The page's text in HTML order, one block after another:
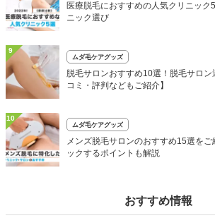
医療脱毛におすすめの人気クリニック
ニック選び
9
ムダ毛ケアグッズ
脱毛サロンおすすめ10選！脱毛サロ
コミ・評判などもご紹介】
10
ムダ毛ケアグッズ
メンズ脱毛サロンのおすすめ15選を
ックするポイントも解説
おすすめ情報